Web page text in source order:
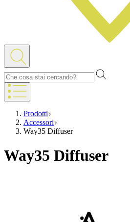
Prodotti
Accessori
Way35 Diffuser
Way35 Diffuser